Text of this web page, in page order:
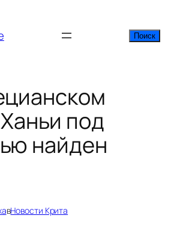
Поиск
Поиск
под
найден
вНовости Крита